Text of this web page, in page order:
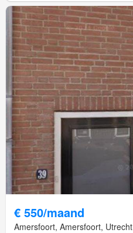
€ 550/maand
Amersfoort, Amersfoort, Utrecht